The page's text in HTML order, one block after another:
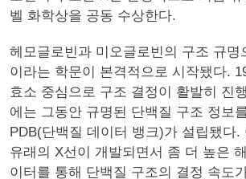
벨 화학상을 공동 수상한다.
헤모글로빈과 미오글로빈의 구조 규명
이라는 학문이 본격적으로 시작됐다.
효소 중심으로 구조 결정이 활발히 진
에는 그동안 규명된 단백질 구조 정보
PDB(단백질 데이터 뱅크)가 설립됐다.
유래의 X선이 개발되면서 좀 더 높은
이터를 통해 단백질 구조의 결정 속도